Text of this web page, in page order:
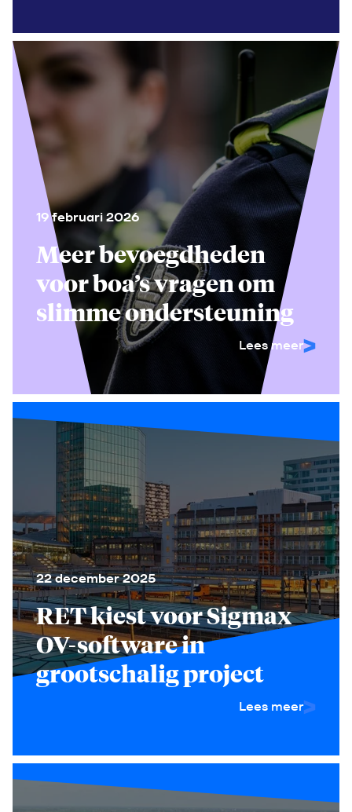
19 februari 2026
Meer bevoegdheden
voor boa’s vragen om
slimme ondersteuning
Lees meer
22 december 2025
RET kiest voor Sigmax
OV-software in
grootschalig project
Lees meer